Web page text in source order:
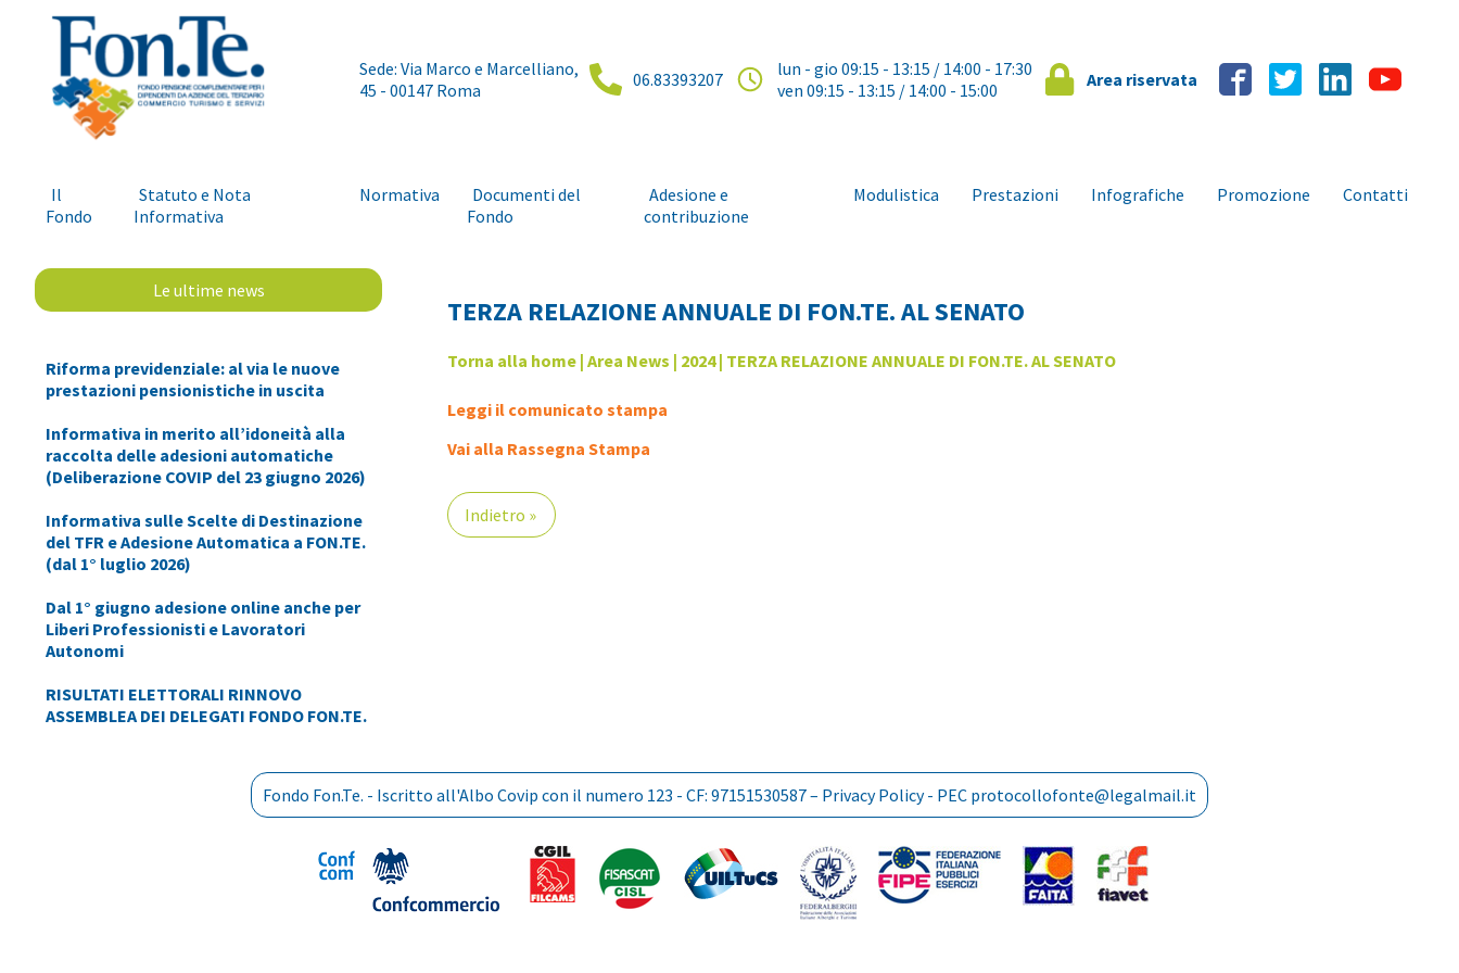
Sede: Via Marco e Marcelliano,
45 - 00147 Roma
06.83393207
lun - gio 09:15 - 13:15 / 14:00 - 17:30
ven 09:15 - 13:15 / 14:00 - 15:00
Area riservata
Il
Fondo
Statuto e Nota
Informativa
Normativa
Documenti del
Fondo
Adesione e
contribuzione
Modulistica Prestazioni Infografiche Promozione Contatti
Le ultime news
Riforma previdenziale: al via le nuove
prestazioni pensionistiche in uscita
Informativa in merito all’idoneità alla
raccolta delle adesioni automatiche
(Deliberazione COVIP del 23 giugno 2026)
Informativa sulle Scelte di Destinazione
del TFR e Adesione Automatica a FON.TE.
(dal 1° luglio 2026)
Dal 1° giugno adesione online anche per
Liberi Professionisti e Lavoratori
Autonomi
RISULTATI ELETTORALI RINNOVO
ASSEMBLEA DEI DELEGATI FONDO FON.TE.
TERZA RELAZIONE ANNUALE DI FON.TE. AL SENATO
Torna alla home | Area News | 2024| TERZA RELAZIONE ANNUALE DI FON.TE. AL SENATO
Leggi il comunicato stampa
Vai alla Rassegna Stampa
Indietro »
Fondo Fon.Te. - Iscritto all'Albo Covip con il numero 123 - CF: 97151530587 – Privacy Policy- PEC protocollofonte@legalmail.it